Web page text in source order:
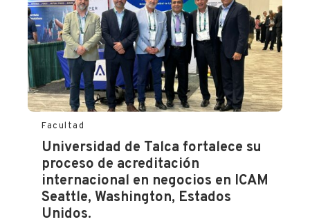
Facultad
Universidad de Talca fortalece su
proceso de acreditación
internacional en negocios en ICAM
Seattle, Washington, Estados
Unidos.